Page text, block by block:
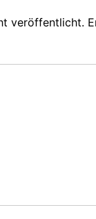
veröffentlicht.